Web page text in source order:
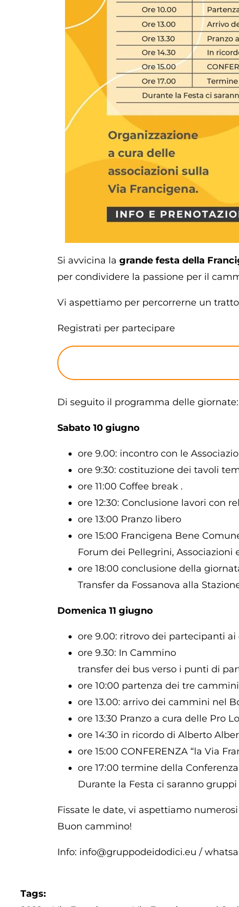
Si avvicina la grande festa della
per condividere la passione per il
Vi aspettiamo per percorrerne un
Registrati per partecipare
Di seguito il programma delle giornate:
Sabato 10 giugno
ore 9.00: incontro con le
ore 9:30: costituzione dei tavoli
ore 11:00 Coffee break .
ore 12:30: Conclusione lavori con
ore 13:00 Pranzo libero
ore 15:00 Francigena Bene
Forum dei Pellegrini, Associazioni
ore 18:00 conclusione della
Transfer da Fossanova alla
Domenica 11 giugno
ore 9.00: ritrovo dei partecipanti
ore 9.30: In Cammino
transfer dei bus verso i punti di
ore 10:00 partenza dei tre
ore 13.00: arrivo dei cammini nel
ore 13:30 Pranzo a cura delle Pro
ore 14:30 in ricordo di Alberto
ore 15:00 CONFERENZA “la Via
ore 17:00 termine della Conferenza
Durante la Festa ci saranno
Fissate le date, vi aspettiamo
Buon cammino!
Info: info@gruppodeidodici.eu /
Tags